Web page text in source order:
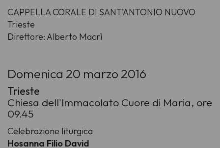
CAPPELLA CORALE DI SANT'ANTONIO NUOVO
Trieste
Direttore: Alberto Macrì
Domenica 20 marzo 2016
Trieste
Chiesa dell'Immacolato Cuore di Maria, ore
09.45
Celebrazione liturgica
Hosanna Filio David